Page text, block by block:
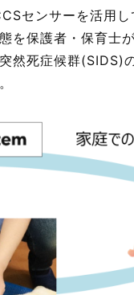
センサーを活用し
を保護者・保育士
然死症候群(SIDS)